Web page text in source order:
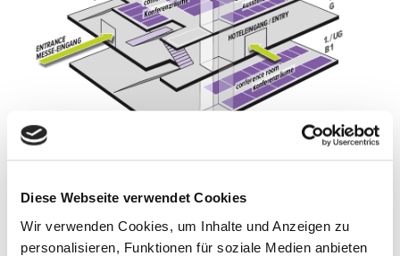
Diese Webseite verwendet Cookies
Wir verwenden Cookies, um Inhalte und Anzeigen zu
personalisieren, Funktionen für soziale Medien anbieten